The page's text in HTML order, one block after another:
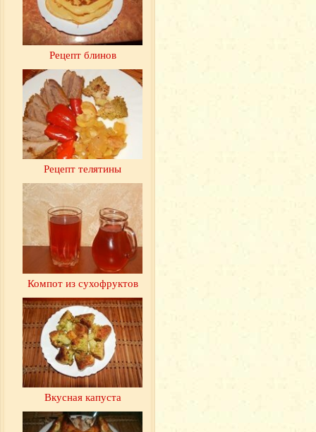
Рецепт блинов
Рецепт телятины
Компот из сухофруктов
Вкусная капуста